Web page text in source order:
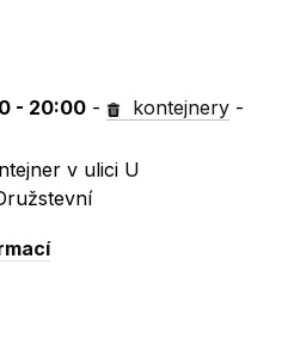
- 20:00 - kontejnery -
v ulici U